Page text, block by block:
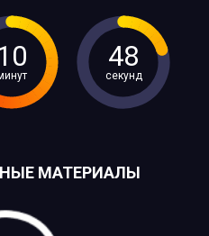
47
секунд
МАТЕРИАЛЫ